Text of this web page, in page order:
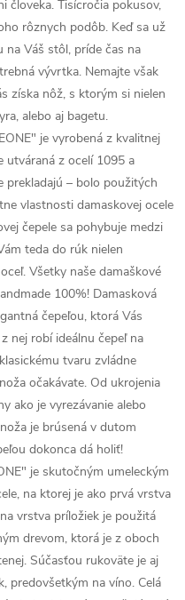
človeka. Tisícročia pokusov,
rôznych podôb. Keď sa už
na Váš stôl, príde čas na
vývrtka. Nemajte však
získa nôž, s ktorým si nielen
alebo aj bagetu.
je vyrobená z kvalitnej
utváraná z ocelí 1095 a
prekladajú – bolo použitých
vlastnosti damaskovej ocele
čepele sa pohybuje medzi
teda do rúk nielen
Všetky naše damaškové
100%! Damasková
čepeľou, ktorá Vás
nej robí ideálnu čepeľ na
tvaru zvládne
očakávate. Od ukrojenia
ako je vyrezávanie alebo
je brúsená v dutom
dokonca dá holiť!
je skutočným umeleckým
na ktorej je ako prvá vrstva
vrstva príložiek je použitá
drevom, ktorá je z oboch
Súčasťou rukoväte je aj
predovšetkým na víno. Celá